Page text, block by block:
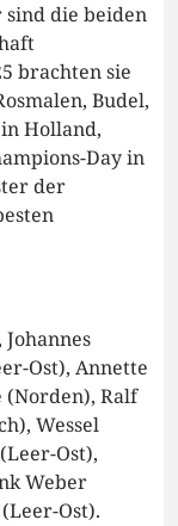
die beiden
brachten sie
Budel,
Holland,
Day in
der
Ost), Annette
Ralf
Wessel
Ost),
Weber
Ost).